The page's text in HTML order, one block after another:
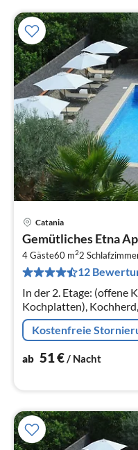
Catania
Gemütliches Etna
4 Gäste60 m22
12
In der 2. Etage: (offene
Kochplatten),
Espressomaschine,
Kühl-/
Kostenfreie
ab 51€/ Nacht